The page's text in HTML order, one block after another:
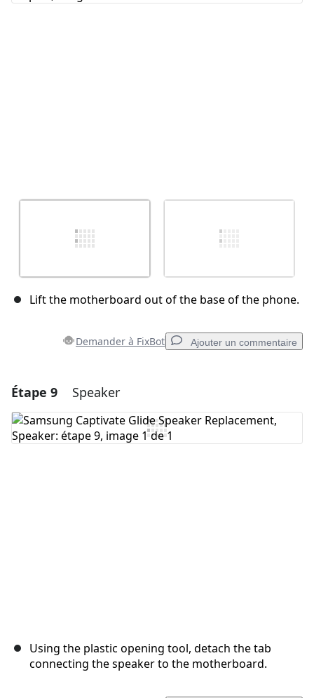
Lift the motherboard out of the base of the phone.
Demander à FixBot Ajouter un commentaire
Ajouter un commentaire
Ajouter un commentaire
Étape 9 Speaker
Using the plastic opening tool, detach the tab
connecting the speaker to the motherboard.